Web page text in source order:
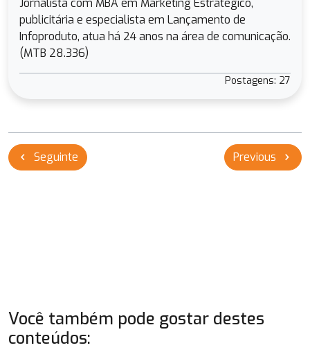
publicitária e especialista em Lançamento de
Infoproduto, atua há 24 anos na área de comunicação.
(MTB 28.336)
Postagens: 27
Navegação
de
Previous chevron_right
chevron_left Seguinte
Você também pode gostar destes
conteúdos: